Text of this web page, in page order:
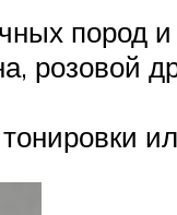
пород и
розовой